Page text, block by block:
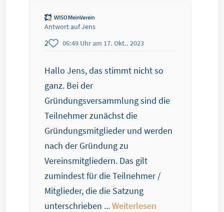
Antwort auf Jens
2 06:49 Uhr am 17. Okt.. 2023
Hallo Jens, das stimmt nicht so
ganz. Bei der
Gründungsversammlung sind die
Teilnehmer zunächst die
Gründungsmitglieder und werden
nach der Gründung zu
Vereinsmitgliedern. Das gilt
zumindest für die Teilnehmer /
Mitglieder, die die Satzung
unterschrieben ...Weiterlesen